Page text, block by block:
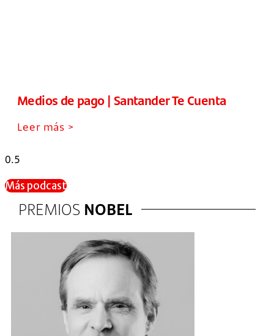
Medios de pago | Santander Te Cuenta
Leer más >
Más podcast
PREMIOS NOBEL